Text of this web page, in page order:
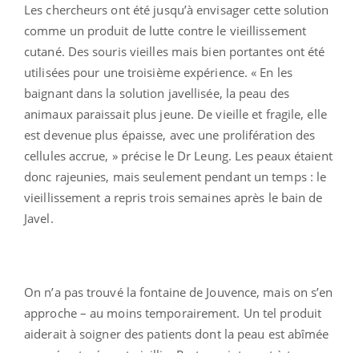
Les chercheurs ont été jusqu’à envisager cette solution
comme un produit de lutte contre le vieillissement
cutané. Des souris vieilles mais bien portantes ont été
utilisées pour une troisième expérience. « En les
baignant dans la solution javellisée, la peau des
animaux paraissait plus jeune. De vieille et fragile, elle
est devenue plus épaisse, avec une prolifération des
cellules accrue, » précise le Dr Leung. Les peaux étaient
donc rajeunies, mais seulement pendant un temps : le
vieillissement a repris trois semaines après le bain de
Javel.
On n’a pas trouvé la fontaine de Jouvence, mais on s’en
approche – au moins temporairement. Un tel produit
aiderait à soigner des patients dont la peau est abîmée